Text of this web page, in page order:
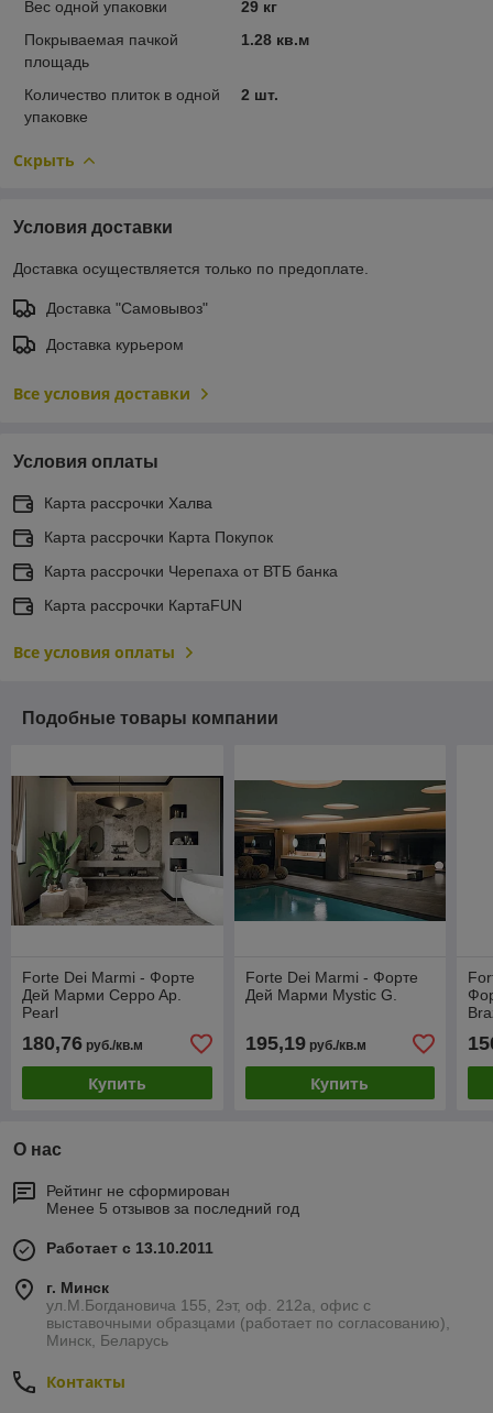
Вес одной упаковки
29 кг
Покрываемая пачкой
площадь
1.28 кв.м
Количество плиток в одной
упаковке
2 шт.
Скрыть
Условия доставки
Доставка осуществляется только по предоплате.
Доставка "Самовывоз"
Доставка курьером
Все условия доставки
Условия оплаты
Карта рассрочки Халва
Карта рассрочки Карта Покупок
Карта рассрочки Черепаха от ВТБ банка
Карта рассрочки КартаFUN
Все условия оплаты
Подобные товары компании
Forte Dei Marmi - Форте
Дей Марми Ceppo Ap.
Pearl
180,76 руб./кв.м
Купить
Forte Dei Marmi - Форте
Дей Марми Mystic G.
195,19руб./кв.м
Купить
О нас
Рейтинг не сформирован
Менее 5 отзывов за последний год
Работает с 13.10.2011
г. Минск
ул.М.Богдановича 155, 2эт, оф. 212а, офис с
выставочными образцами (работает по согласованию),
Минск, Беларусь
Контакты